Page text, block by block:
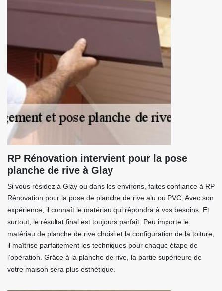
RP Rénovation intervient pour la pose
planche de rive à Glay
Si vous résidez à Glay ou dans les environs, faites confiance à RP
Rénovation pour la pose de planche de rive alu ou PVC. Avec son
expérience, il connaît le matériau qui répondra à vos besoins. Et
surtout, le résultat final est toujours parfait. Peu importe le
matériau de planche de rive choisi et la configuration de la toiture,
il maîtrise parfaitement les techniques pour chaque étape de
l’opération. Grâce à la planche de rive, la partie supérieure de
votre maison sera plus esthétique.